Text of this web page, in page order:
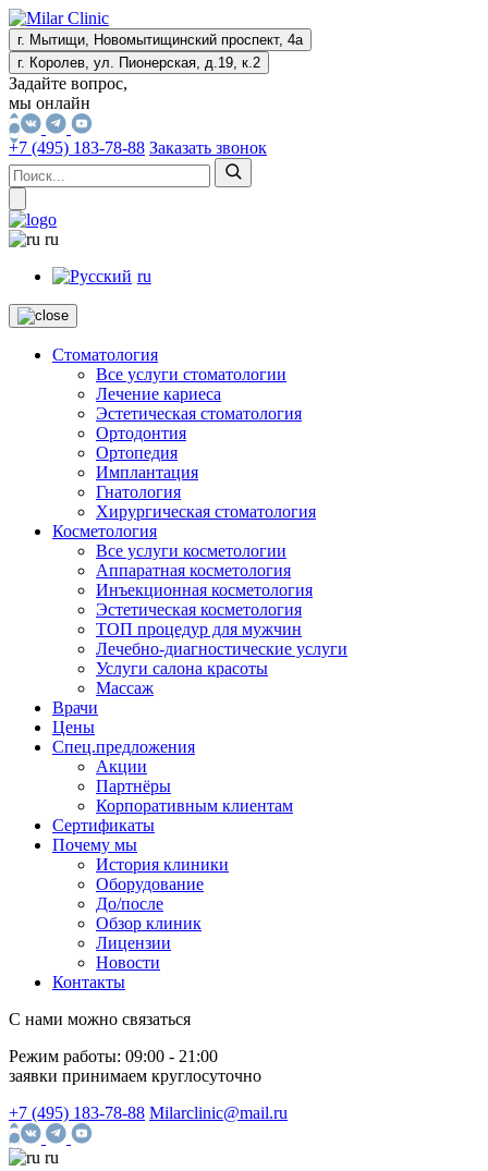
г. Мытищи, Новомытищинский проспект, 4а
г. Королев, ул. Пионерская, д.19, к.2
Задайте вопрос,
мы онлайн
+7 (495) 183-78-88 Заказать звонок
ru
ru
Стоматология
Все услуги стоматологии
Лечение кариеса
Эстетическая стоматология
Ортодонтия
Ортопедия
Имплантация
Гнатология
Хирургическая стоматология
Косметология
Все услуги косметологии
Аппаратная косметология
Инъекционная косметология
Эстетическая косметология
ТОП процедур для мужчин
Лечебно-диагностические услуги
Услуги салона красоты
Массаж
Врачи
Цены
Спец.предложения
Акции
Партнёры
Корпоративным клиентам
Сертификаты
Почему мы
История клиники
Оборудование
До/после
Обзор клиник
Лицензии
Новости
Контакты
С нами можно связаться
Режим работы: 09:00 - 21:00
заявки принимаем круглосуточно
+7 (495) 183-78-88 Milarclinic@mail.ru
ru